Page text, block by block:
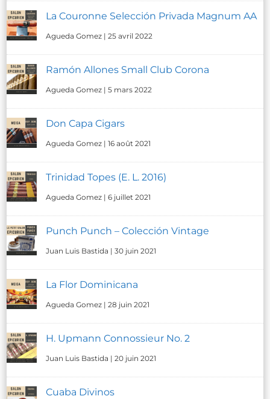
La Couronne Selección Privada Magnum AA
Agueda Gomez |25 avril 2022
Ramón Allones Small Club Corona
Agueda Gomez |5 mars 2022
Don Capa Cigars
Agueda Gomez |16 août 2021
Trinidad Topes (E. L. 2016)
Agueda Gomez |6 juillet 2021
Punch Punch – Colección Vintage
Juan Luis Bastida |30 juin 2021
La Flor Dominicana
Agueda Gomez |28 juin 2021
H. Upmann Connossieur No. 2
Juan Luis Bastida |20 juin 2021
Cuaba Divinos